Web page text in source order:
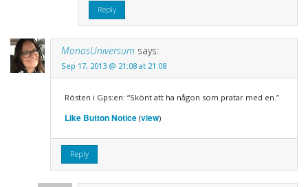
Reply
MonasUniversum says:
Sep 17, 2013 @ 21:08 at 21:08
Rösten i Gps:en: “Skönt att ha någon som pratar med en.”
Like Button Notice(view)
Reply